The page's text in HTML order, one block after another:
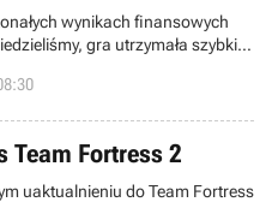
wynikach finansowych
gra utrzymała szybkie
znalazła już ponad 2 miliony
Team Fortress 2
uaktualnieniu do Team Fortress